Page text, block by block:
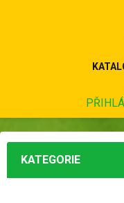
KATEGORIE